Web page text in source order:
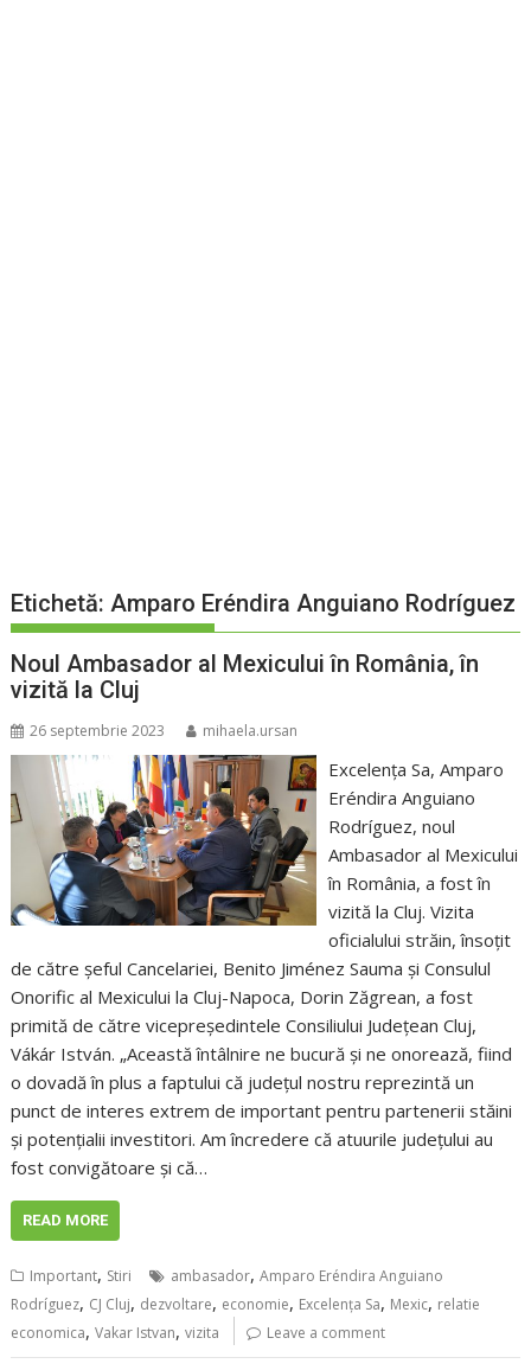
Etichetă:Amparo Eréndira Anguiano Rodríguez
Noul Ambasador al Mexicului în România, în
vizită la Cluj
26 septembrie 2023 mihaela.ursan
Excelența Sa, Amparo
Eréndira Anguiano
Rodríguez, noul
Ambasador al Mexicului
în România, a fost în
vizită la Cluj. Vizita
oficialului străin, însoțit
de către șeful Cancelariei, Benito Jiménez Sauma și Consulul
Onorific al Mexicului la Cluj-Napoca, Dorin Zăgrean, a fost
primită de către vicepreședintele Consiliului Județean Cluj,
Vákár István. „Această întâlnire ne bucură și ne onorează, fiind
o dovadă în plus a faptului că județul nostru reprezintă un
punct de interes extrem de important pentru partenerii stăini
și potențialii investitori. Am încredere că atuurile județului au
fost convigătoare și că…
READ MORE
Important, Stiri ambasador,Amparo Eréndira Anguiano
Rodríguez, CJ Cluj, dezvoltare, economie, Excelența Sa, Mexic, relatie
economica,Vakar Istvan,vizita Leave a comment